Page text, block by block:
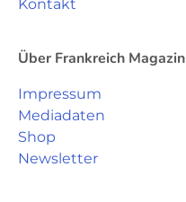
Kontakt
Über Frankreich Magazin
Impressum
Mediadaten
Shop
Newsletter